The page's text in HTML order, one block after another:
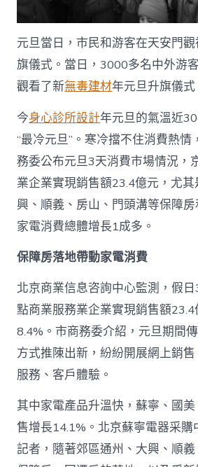
元旦當日，市民和游客在天安門
旗儀式。當日，3000多名中外游
觀看了新無毒建材年元旦升旗儀
今身心診所設計年元旦的氣溫近
“最冷元旦”。寒冷擋不住消費熱情
務委公布元旦3天消費市場情況，
業企業實現銷售額23.4億元，尤
興、順義、房山、門頭溝等保障房
家電消費總體增長1成多。
保障房落地帶動家電消費
北京商業信息咨詢中心監測，假
點商業服務業企業實現銷售額
8.4%。市商務委介紹，元旦期間
方式推陳出新，紛紛開展網上銷
服務、客戶體驗。
其中家電產品升溫快，蘇寧、國
售增長14.1%。北京蘇寧電器采購
記者，隨著郊區通州、大興、順